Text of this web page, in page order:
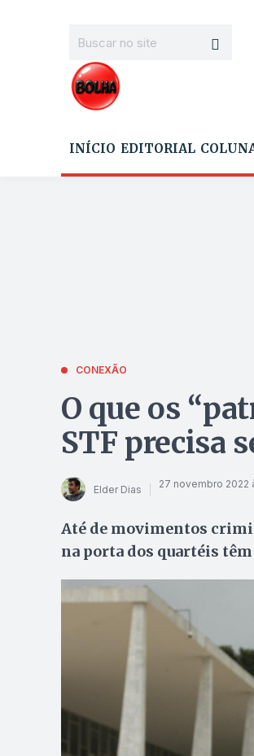
INÍCIO EDITORIAL
CONEXÃO
O que os
STF precisa
Elder Dias 27 novembro 2022
Até de movimentos
na porta dos quartéis